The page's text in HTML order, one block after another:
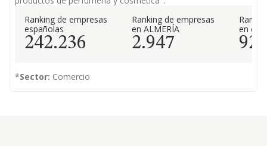
Ranking de empresas
españolas
242.236
Ranking de empresas
en ALMERÍA
2.947
en el
921
*Sector: Comercio